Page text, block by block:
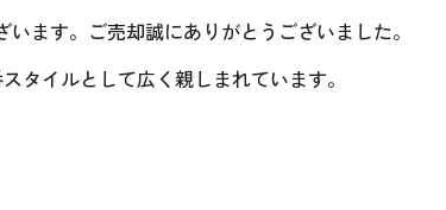
ます。ご売却誠にありがとうございました。
タイルとして広く親しまれています。